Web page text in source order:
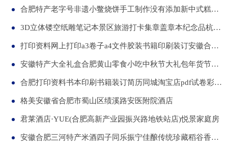
合肥特产老字号非遗小鳖烧饼手工制作没有添加新中式糕点伴手礼
3D立体镂空纸雕笔记本景区旅游打卡集章盖章本纪念品杭州合肥昆明武汉城市文创本可定制集章册景点北京logo
打印资料网上打印a3卷子a4文件胶装书籍印刷装订安徽合肥同城服务
安徽特产大全礼盒合肥黄山零食小吃中秋节大礼包年货节送伴手礼品
合肥打印资料书本印刷书籍装订简历同城淘宝店pdf试卷彩色a34讲义
格美安徽省合肥市蜀山区绩溪路安医附院酒店
君莱酒店·YUE(合肥高新产业园振兴路地铁站店)悦景家庭房
安徽合肥三河特产米酒四子同乐振宁佳酿传统珍藏稻谷香一箱两瓶